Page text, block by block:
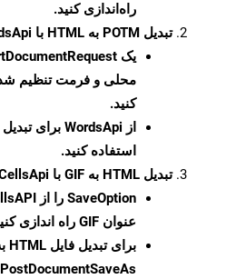
راه‌اندازی کنید.
تبدیل POTM به HTML با WordsApi
یک
کنید.
استفاده کنید.
تبدیل HTML به GIF با CellsApi
SaveOption
عنوان GIF راه اندازی کنید
برای تبدیل فایل HTML به فرمت